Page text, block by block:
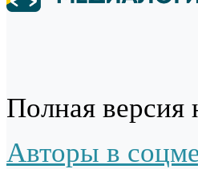
Полная версия
Авторы в